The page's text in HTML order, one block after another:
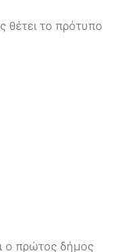
θέτει το πρότυπο
ο πρώτος δήμος